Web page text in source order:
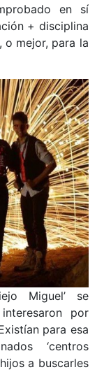
en sí
+ disciplina
o mejor, para la
Miguel’ se
por
para esa
‘centros
a buscarles